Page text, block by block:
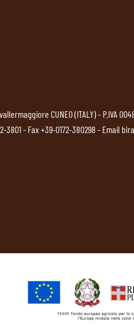
CUNEO (ITALY) - P.IVA
3801- Fax +39-0172-380298 - Email